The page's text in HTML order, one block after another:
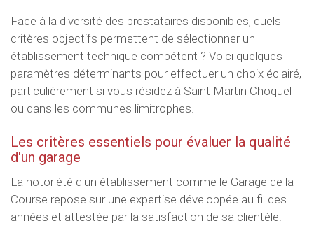
Face à la diversité des prestataires disponibles, quels
critères objectifs permettent de sélectionner un
établissement technique compétent ? Voici quelques
paramètres déterminants pour effectuer un choix éclairé,
particulièrement si vous résidez à Saint Martin Choquel
ou dans les communes limitrophes.
Les critères essentiels pour évaluer la qualité
d'un garage
La notoriété d'un établissement comme le Garage de la
Course repose sur une expertise développée au fil des
années et attestée par la satisfaction de sa clientèle.